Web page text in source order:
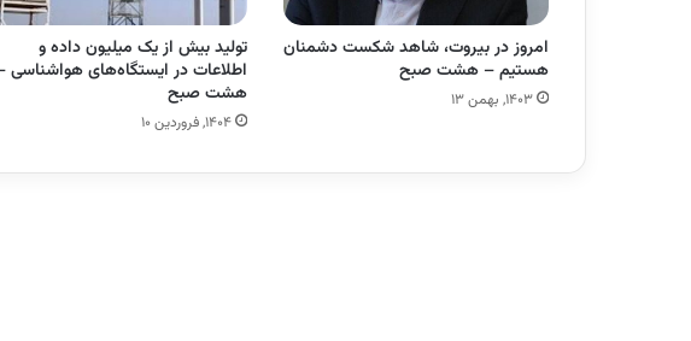
امروز در بیروت، شاهد شکست دشمنان
هستیم – هشت صبح
۱۴۰۳, بهمن ۱۳
تولید بیش از یک میلیون داده و
اطلاعات در ایستگاه‌های هواشناسی
هشت صبح
۱۴۰۴, فروردین ۱۰